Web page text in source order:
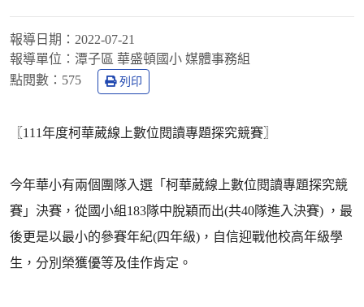
報導日期： 2022-07-21
報導單位： 潭子區 華盛頓國小 媒體事務組
點閱數： 575 列印
〖111年度柯華葳線上數位閱讀專題探究競賽〗
今年華小有兩個團隊入選「柯華葳線上數位閱讀專題探究競
賽」決賽，從國小組183隊中脫穎而出(共40隊進入決賽) ，最
後更是以最小的參賽年紀(四年級)，自信迎戰他校高年級學
生，分別榮獲優等及佳作肯定。